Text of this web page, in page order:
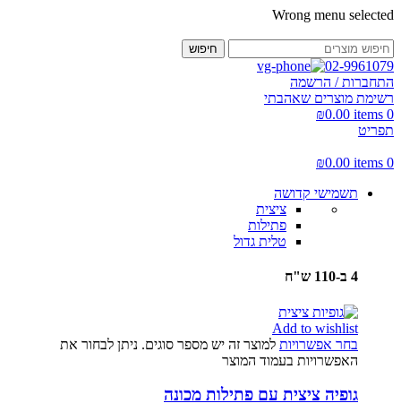
Wrong menu selected
חיפוש
02-9961079
התחברות / הרשמה
רשימת מוצרים שאהבתי
0
items
₪0.00
תפריט
0
items
₪0.00
תשמישי קדושה
ציצית
פתילות
טלית גדול
4 ב-110 ש"ח
Add to wishlist
בחר אפשרויות למוצר זה יש מספר סוגים. ניתן לבחור את
האפשרויות בעמוד המוצר
גופיה ציצית עם פתילות מכונה